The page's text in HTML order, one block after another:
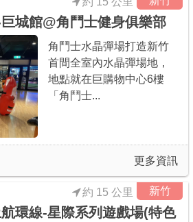
城館@角鬥士健身俱樂部
角鬥士水晶彈場打造新竹
首間全室內水晶彈場地，
地點就在巨購物中心6樓
「角鬥士...
更多資訊
新竹
環線-星際系列遊戲場(特色
約 15 公里